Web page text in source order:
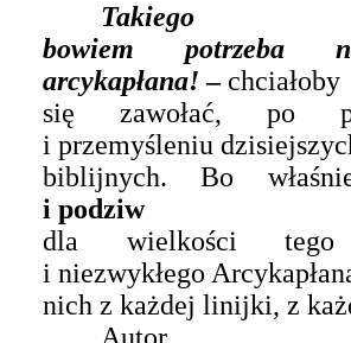
Takiego
bowiem potrzeba
arcykapłana! – chciałoby
się zawołać, po
i przemyśleniu
biblijnych. Bo
i podziw
dla wielkości tego
i niezwykłego
nich z każdej linijki, z